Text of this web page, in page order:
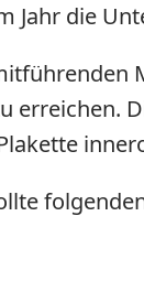
Jahr die
erreichen.